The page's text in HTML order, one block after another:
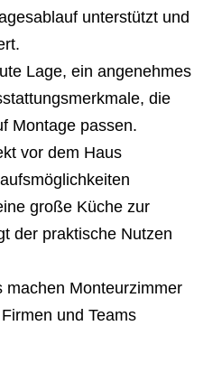
unterstützt und
Lage, ein angenehmes
die
Montage passen.
vor dem Haus
große Küche zur
der praktische Nutzen
machen Monteurzimmer
und Teams